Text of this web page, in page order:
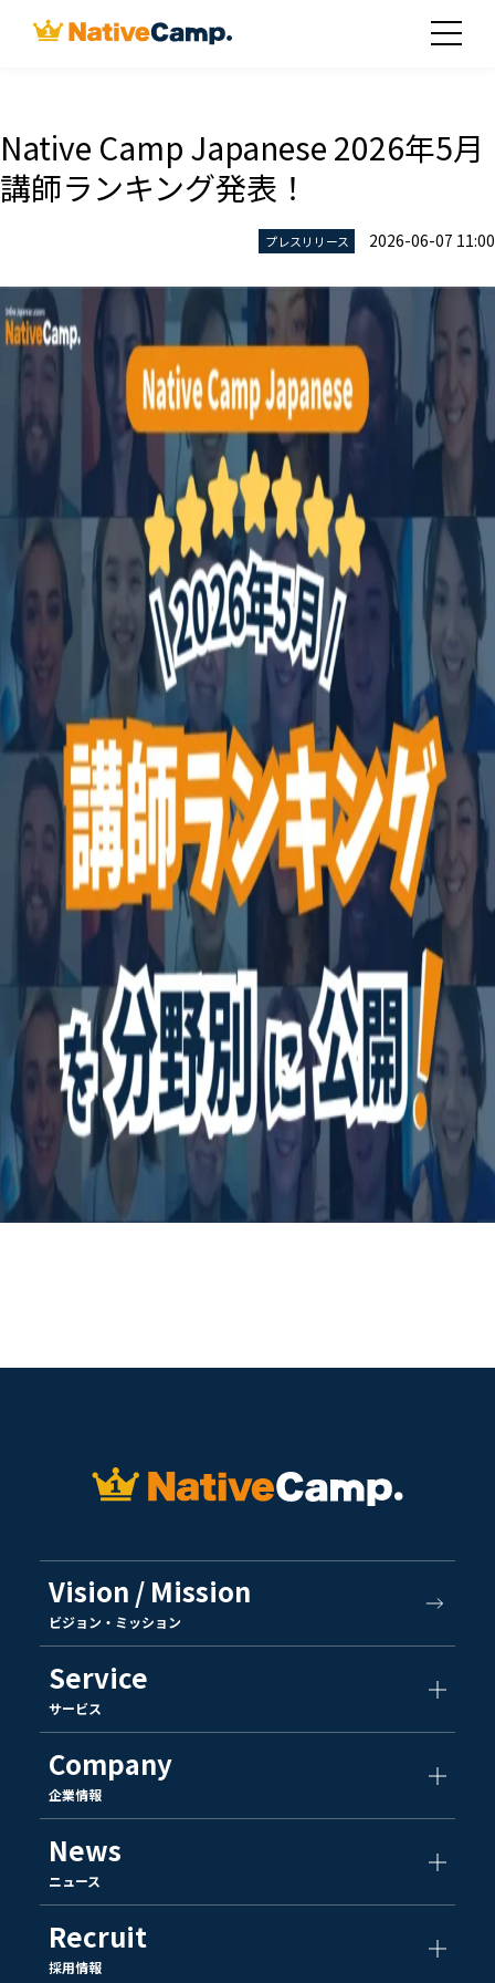
Native Camp Japanese 2026年5月
講師ランキング発表！
プレスリリース 2026-06-07 11:00
Vision / Mission
ビジョン・ミッション
Service
サービス
Company
企業情報
News
ニュース
Recruit
採用情報